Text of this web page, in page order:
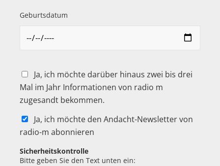
Geburtsdatum
Ja, ich möchte darüber hinaus zwei bis drei
Mal im Jahr Informationen von radio m
zugesandt bekommen.
Ja, ich möchte den Andacht-Newsletter von
radio-m abonnieren
Sicherheitskontrolle
Bitte geben Sie den Text unten ein: